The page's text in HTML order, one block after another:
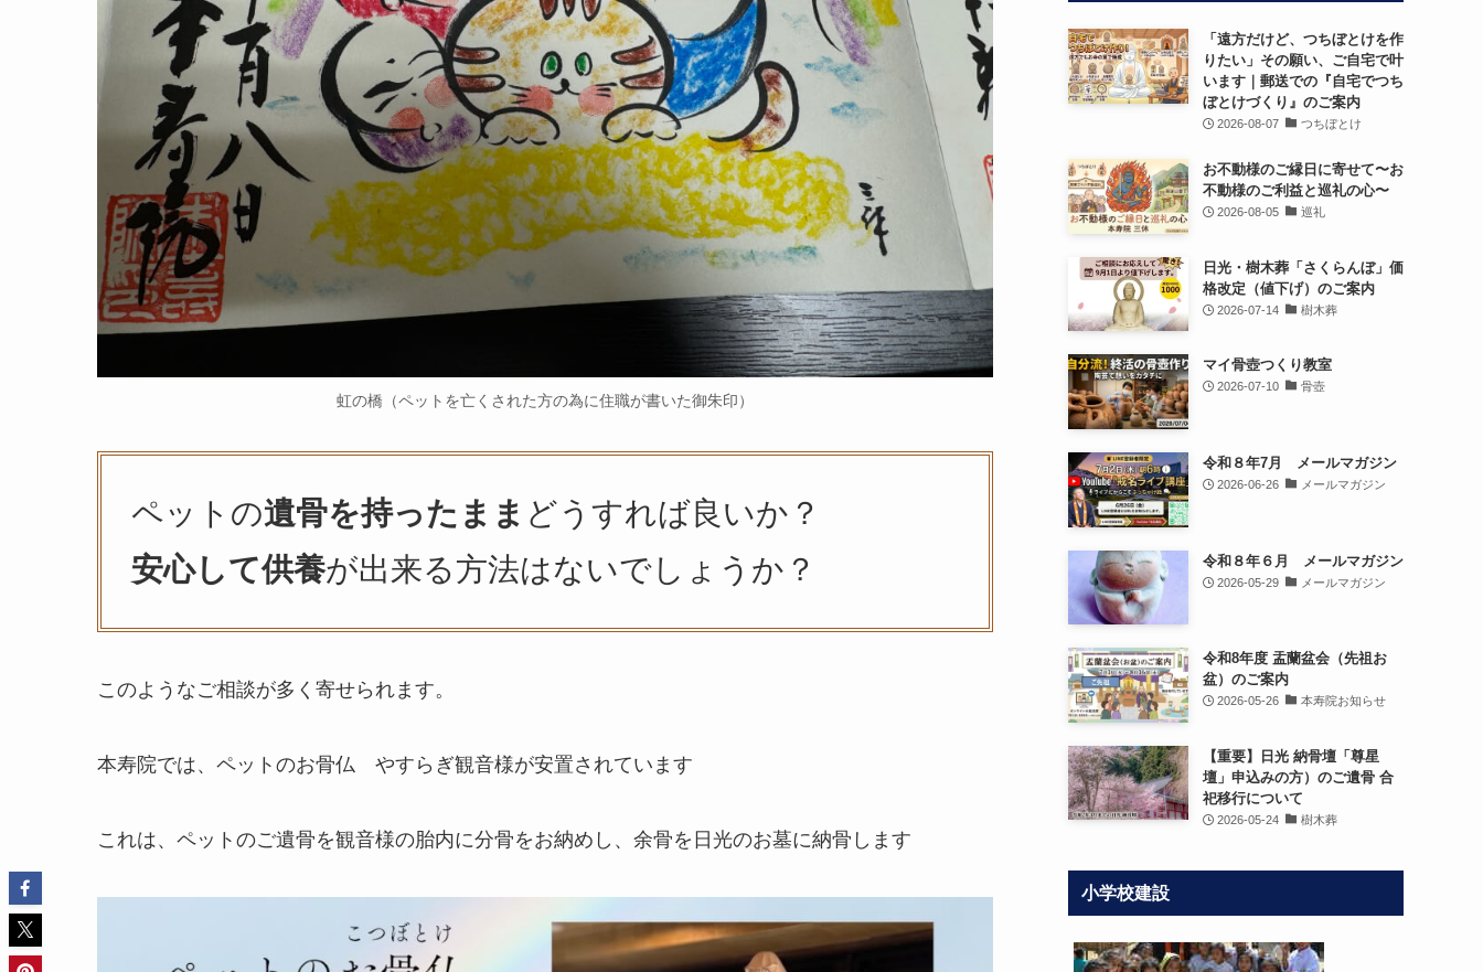
虹の橋（ペットを亡くされた方の為に住職が書いた御朱印）
ペットの遺骨を持ったまま どうすれば良いか？
安心して供養が出来る方法はないでしょうか？
このようなご相談が多く寄せられます。
本寿院では、ペットのお骨仏 やすらぎ観音様が安置されています
これは、ペットのご遺骨を観音様の胎内に分骨をお納めし、余骨を日光のお墓に納骨します
「遠方だけど、つちぼとけを作
りたい」その願い、ご自宅で叶
います｜郵送での『自宅でつち
ぼとけづくり』のご案内
2026-08-07 つちぼとけ
お不動様のご縁日に寄せて〜お
不動様のご利益と巡礼の心〜
2026-08-05 巡礼
日光・樹木葬「さくらんぼ」価
格改定（値下げ）のご案内
2026-07-14 樹木葬
マイ骨壺つくり教室
2026-07-10 骨壺
令和８年7月 メールマガジン
2026-06-26 メールマガジン
令和８年６月 メールマガジン
2026-05-29 メールマガジン
令和8年度 盂蘭盆会（先祖お
盆）のご案内
2026-05-26 本寿院お知らせ
【重要】日光 納骨壇「尊星
壇」申込みの方）のご遺骨 合
祀移行について
2026-05-24 樹木葬
小学校建設